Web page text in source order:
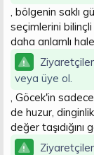
, bölgenin saklı
seçimlerini bilinçli
daha anlamlı
veya üye ol.
, Göcek'in
de huzur,
değer